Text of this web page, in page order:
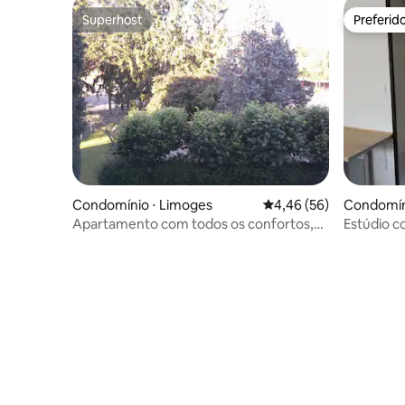
Superhost
Superhost
Condomínio ⋅ Limoges 4,46 de uma avaliação
4,46 (56)
Apartamento com todos os confortos,
Estúdio